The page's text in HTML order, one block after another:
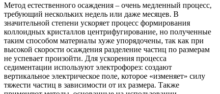
Метод естественного осаждения – очень медленный процесс,
требующий нескольких недель или даже месяцев. В
значительной степени ускоряет процесс формирования
коллоидных кристаллов центрифугирование, но полученные
таким способом материалы хуже упорядочены, так как при
высокой скорости осаждения разделение частиц по размерам
не успевает произойти. Для ускорения процесса
седиментации используют электрофорез: создают
вертикальное электрическое поле, которое «изменяет» силу
тяжести частиц в зависимости от их размера. Также